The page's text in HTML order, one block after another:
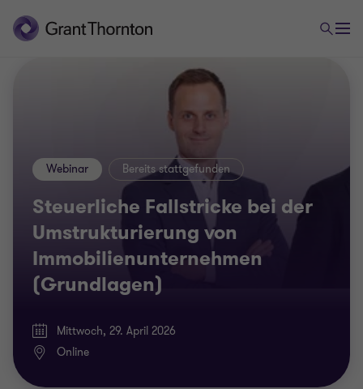
Steuerliche Fallstricke bei der
Umstrukturierung von
Immobilienunternehmen
(Grundlagen)
Webinar Bereits stattgefunden
Mittwoch, 29. April 2026
Online